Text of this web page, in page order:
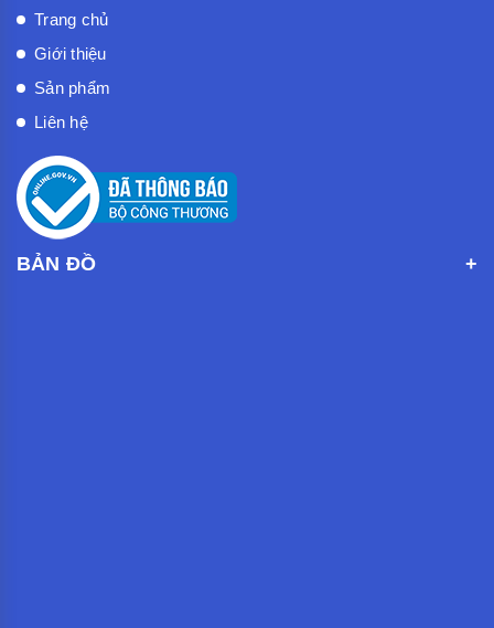
Trang chủ
Giới thiệu
Sản phẩm
Liên hệ
BẢN ĐỒ